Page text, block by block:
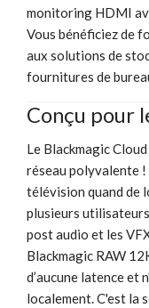
monitoring HDMI
Vous bénéficiez de
aux solutions de
fournitures de
Conçu pour
Le Blackmagic
réseau polyvalente !
télévision quand de
plusieurs
post audio et les
Blackmagic RAW
d’aucune latence et
localement. C'est la